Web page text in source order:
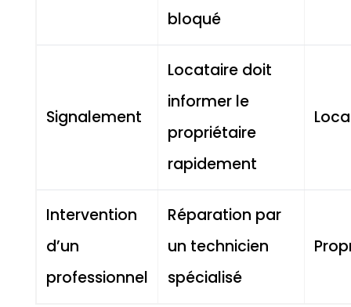
bloqué
Signalement
Locataire doit
informer le
propriétaire
rapidement
Intervention
d’un
professionnel
Réparation par
un technicien
spécialisé